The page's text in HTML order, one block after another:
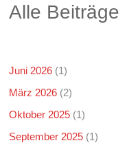
Alle Beiträge
Juni 2026 (1)
März 2026 (2)
Oktober 2025 (1)
September 2025 (1)